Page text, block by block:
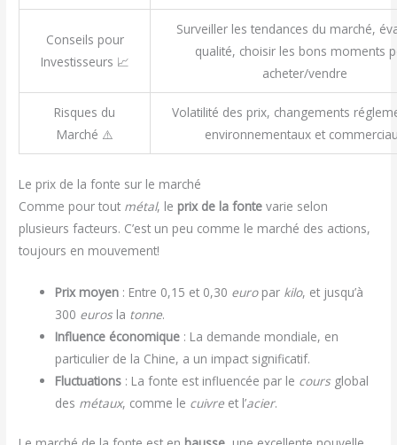
Conseils pour
Investisseurs 📈
Surveiller les tendances du marché,
qualité, choisir les bons moments
acheter/vendre
Risques du
Marché ⚠️
Volatilité des prix, changements
environnementaux et
Le prix de la fonte sur le marché
Comme pour tout métal, le prix de la fonte varie selon
plusieurs facteurs. C’est un peu comme le marché des actions,
toujours en mouvement!
Prix moyen : Entre 0,15 et 0,30 europar kilo, et jusqu’à
300 eurosla tonne.
Influence économique : La demande mondiale, en
particulier de la Chine, a un impact significatif.
Fluctuations : La fonte est influencée par le coursglobal
des métaux, comme le cuivre et l’acier.